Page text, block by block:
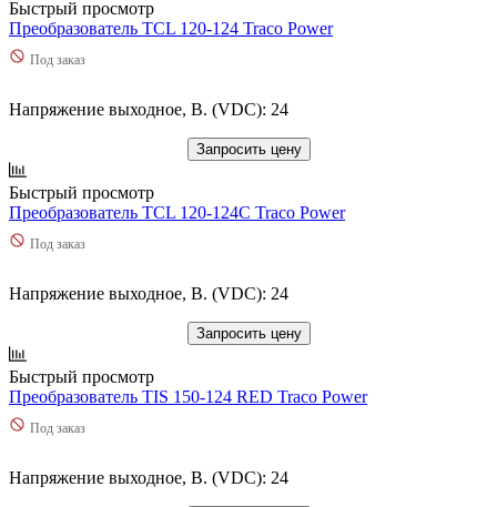
Быстрый просмотр
Преобразователь TCL 120-124 Traco Power
Под заказ
Напряжение выходное, В. (VDC): 24
Запросить цену
Быстрый просмотр
Преобразователь TCL 120-124C Traco Power
Под заказ
Напряжение выходное, В. (VDC): 24
Запросить цену
Быстрый просмотр
Преобразователь TIS 150-124 RED Traco Power
Под заказ
Напряжение выходное, В. (VDC): 24